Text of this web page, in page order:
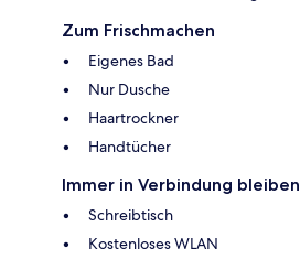
Zum Frischmachen
Eigenes Bad
Nur Dusche
Haartrockner
Handtücher
Immer in Verbindung bleiben
Schreibtisch
Kostenloses WLAN